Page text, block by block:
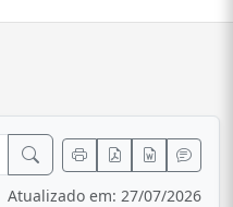
Atualizado em: 27/07/2026